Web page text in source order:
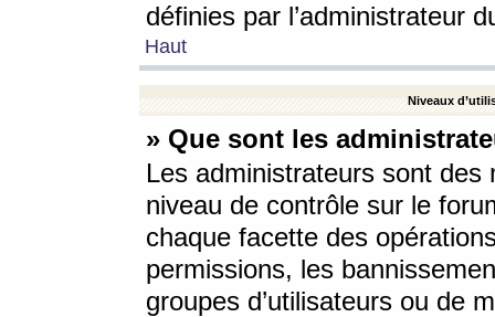
définies par l’administrateur
Haut
Niveaux
» Que sont les
Les administrateurs sont
niveau de contrôle sur le
chaque facette des
permissions, les
groupes d’utilisateurs ou de